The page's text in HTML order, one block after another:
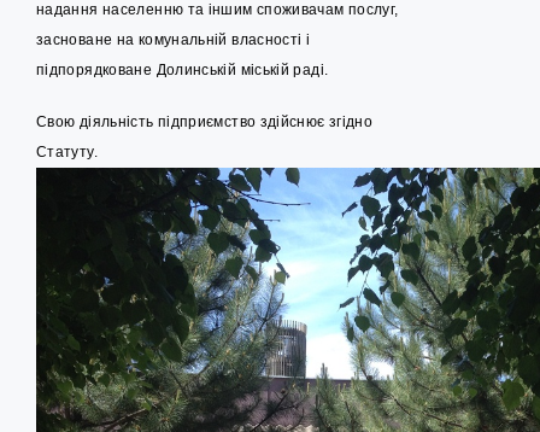
надання населенню та іншим споживачам послуг,
засноване на комунальній власності і
підпорядковане Долинській міській раді.
Свою діяльність підприємство здійснює згідно
Статуту.